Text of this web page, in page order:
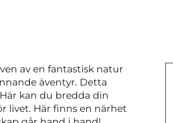
av en fantastisk natur
äventyr. Detta
kan du bredda din
livet. Här finns en närhet